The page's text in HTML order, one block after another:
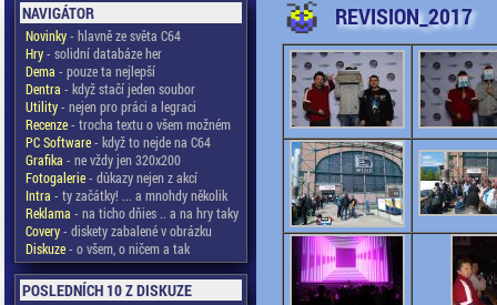
NAVIGÁTOR
Novinky- hlavně ze světa C64
Hry- solidní databáze her
Dema - pouze ta nejlepší
Dentra - když stačí jeden soubor
Utility- nejen pro práci a legraci
Recenze- trocha textu o všem možném
PC Software- když to nejde na C64
Grafika - ne vždy jen 320x200
Fotogalerie- důkazy nejen z akcí
Intra - ty začátky! ... a mnohdy několik
Reklama - na ticho dňies .. a na hry taky
Covery- diskety zabalené v obrázku
Diskuze- o všem, o ničem a tak
POSLEDNÍCH 10 Z DISKUZE
REVISION_2017